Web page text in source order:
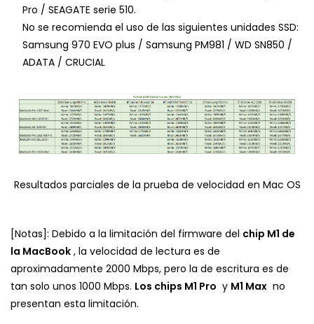
Pro / SEAGATE serie 510.
No se recomienda el uso de las siguientes unidades SSD:
Samsung 970 EVO plus / Samsung PM981 / WD SN850 /
ADATA / CRUCIAL
Resultados parciales de la prueba de velocidad en Mac OS
[Notas]: Debido a la limitación del firmware del chip M1 de
la MacBook , la velocidad de lectura es de
aproximadamente 2000 Mbps, pero la de escritura es de
tan solo unos 1000 Mbps. Los chips M1 Pro y M1 Max no
presentan esta limitación.